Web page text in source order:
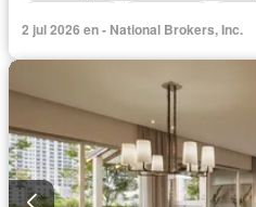
2 jul 2026 en - National Brokers, Inc.